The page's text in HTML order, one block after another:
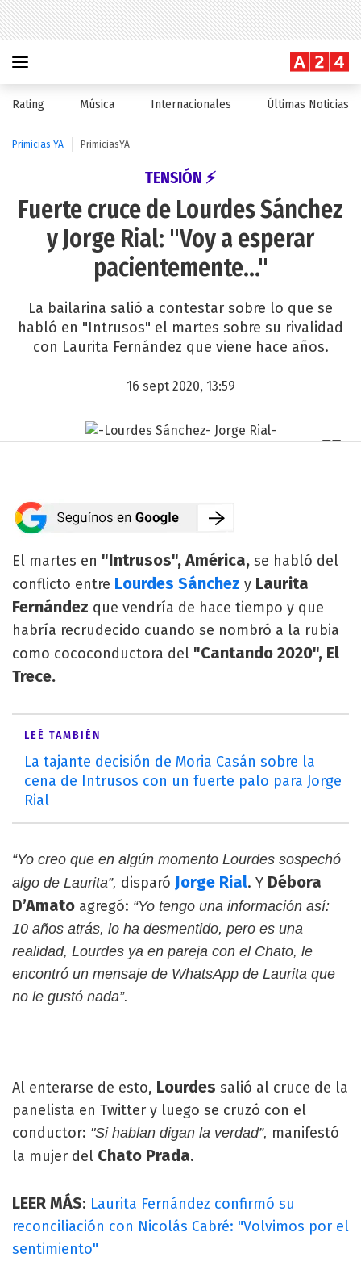
Rating Música Internacionales Últimas Noticias
Primicias YA PrimiciasYA
TENSIÓN ⚡
Fuerte cruce de Lourdes Sánchez
y Jorge Rial: "Voy a esperar
pacientemente..."
La bailarina salió a contestar sobre lo que se
habló en "Intrusos" el martes sobre su rivalidad
con Laurita Fernández que viene hace años.
16 sept 2020, 13:59
El martes en "Intrusos", América, se habló del
conflicto entre Lourdes Sánchez y Laurita
Fernández que vendría de hace tiempo y que
habría recrudecido cuando se nombró a la rubia
como cococonductora del "Cantando 2020", El
Trece.
LEÉ TAMBIÉN
La tajante decisión de Moria Casán sobre la
cena de Intrusos con un fuerte palo para Jorge
Rial
“Yo creo que en algún momento Lourdes sospechó
algo de Laurita”, disparó Jorge Rial. Y Débora
D’Amato agregó: “Yo tengo una información así:
10 años atrás, lo ha desmentido, pero es una
realidad, Lourdes ya en pareja con el Chato, le
encontró un mensaje de WhatsApp de Laurita que
no le gustó nada”.
Al enterarse de esto, Lourdes salió al cruce de la
panelista en Twitter y luego se cruzó con el
conductor: "Si hablan digan la verdad”, manifestó
la mujer del Chato Prada.
LEER MÁS: Laurita Fernández confirmó su
reconciliación con Nicolás Cabré: "Volvimos por el
sentimiento"